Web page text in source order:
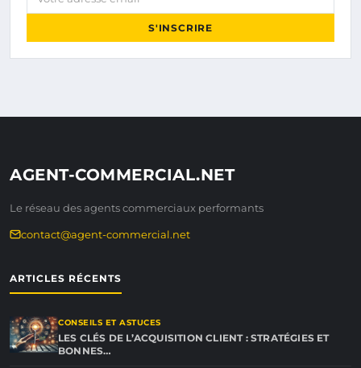
S'INSCRIRE
AGENT-COMMERCIAL.NET
Le réseau des agents commerciaux performants
contact@agent-commercial.net
ARTICLES RÉCENTS
CONSEILS ET ASTUCES
LES CLÉS DE L’ACQUISITION CLIENT : STRATÉGIES ET
BONNES…